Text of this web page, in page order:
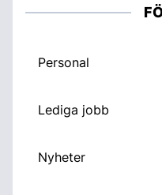
Personal
Lediga jobb
Nyheter